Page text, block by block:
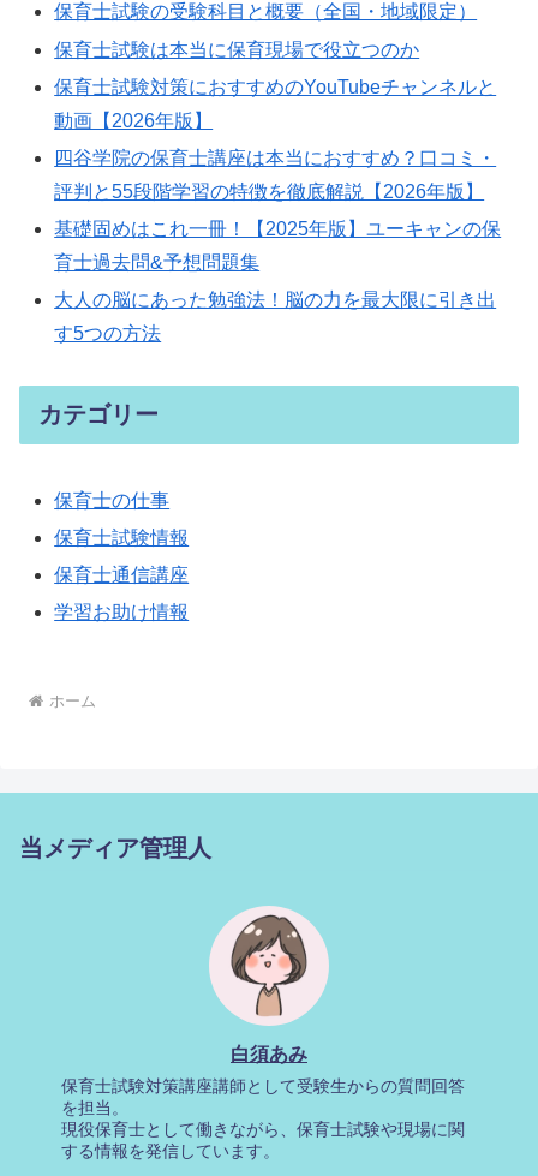
保育士試験の受験科目と概要（全国・地域限定）
保育士試験は本当に保育現場で役立つのか
保育士試験対策におすすめのYouTubeチャンネルと
動画【2026年版】
四谷学院の保育士講座は本当におすすめ？口コミ・
評判と55段階学習の特徴を徹底解説【2026年版】
基礎固めはこれ一冊！【2025年版】ユーキャンの保
育士過去問&予想問題集
大人の脳にあった勉強法！脳の力を最大限に引き出
す5つの方法
カテゴリー
保育士の仕事
保育士試験情報
保育士通信講座
学習お助け情報
ホーム
当メディア管理人
白須あみ
保育士試験対策講座講師として受験生からの質問回答
を担当。
現役保育士として働きながら、保育士試験や現場に関
する情報を発信しています。